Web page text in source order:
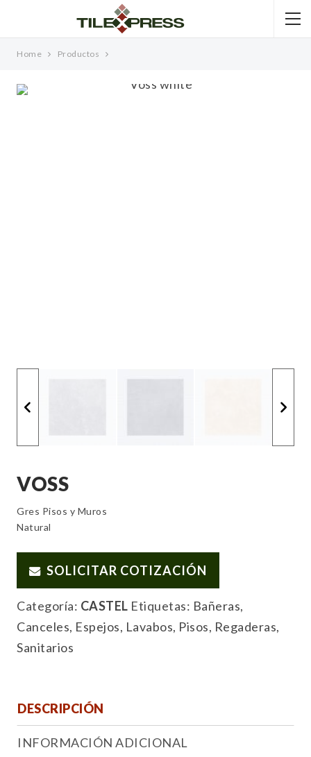
Home Productos
VOSS
Gres Pisos y Muros
Natural
SOLICITAR COTIZACIÓN
Categoría: CASTEL Etiquetas: Bañeras,
Canceles, Espejos, Lavabos, Pisos, Regaderas,
Sanitarios
DESCRIPCIÓN
INFORMACIÓN ADICIONAL